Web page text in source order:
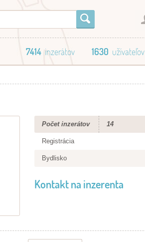
7414 inzerátov 1630 užívateľov
Počet inzerátov 14
Registrácia
Bydlisko
Kontakt na inzerenta